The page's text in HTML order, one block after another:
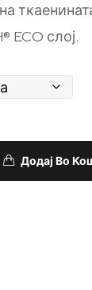
ECO слој.
Додај Во